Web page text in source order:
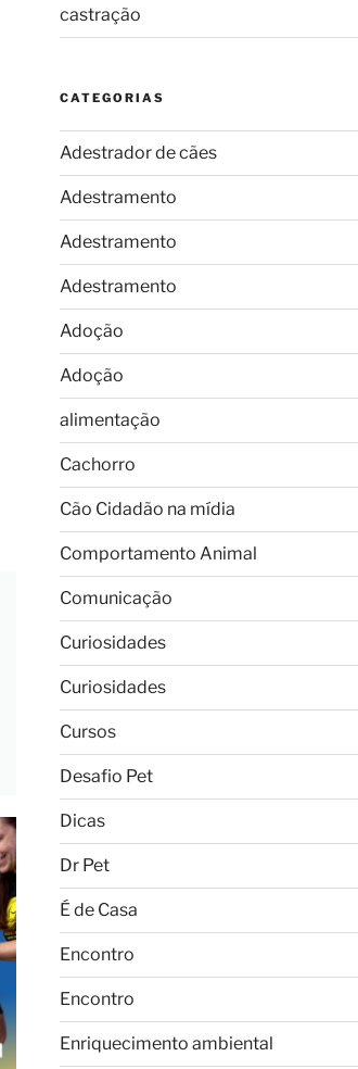
castração
CATEGORIAS
Adestrador de cães
Adestramento
Adestramento
Adestramento
Adoção
Adoção
alimentação
Cachorro
Cão Cidadão na mídia
Comportamento Animal
Comunicação
Curiosidades
Curiosidades
Cursos
Desafio Pet
Dicas
Dr Pet
É de Casa
Encontro
Encontro
Enriquecimento ambiental